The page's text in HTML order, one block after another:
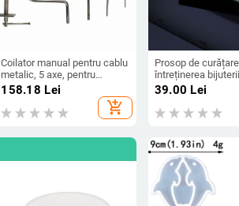
Coilator manual pentru cablu
metalic, 5 axe, pentru
bijuterii DIY
158.18 Lei
add_shopping_cart
Prosop de
întreținerea
pentru diamante și
perle - material:
private autorizate:
tipărit: OK; listare:
39.00 Lei